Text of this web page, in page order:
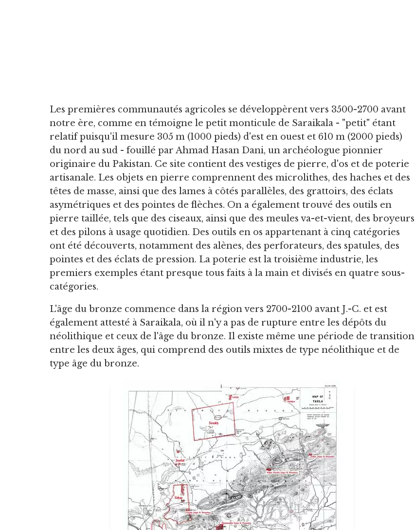
Les premières communautés agricoles se développèrent vers 3500-2700 avant
notre ère, comme en témoigne le petit monticule de Saraikala - "petit" étant
relatif puisqu'il mesure 305 m (1000 pieds) d'est en ouest et 610 m (2000 pieds)
du nord au sud - fouillé par Ahmad Hasan Dani, un archéologue pionnier
originaire du Pakistan. Ce site contient des vestiges de pierre, d'os et de poterie
artisanale. Les objets en pierre comprennent des microlithes, des haches et des
têtes de masse, ainsi que des lames à côtés parallèles, des grattoirs, des éclats
asymétriques et des pointes de flèches. On a également trouvé des outils en
pierre taillée, tels que des ciseaux, ainsi que des meules va-et-vient, des broyeurs
et des pilons à usage quotidien. Des outils en os appartenant à cinq catégories
ont été découverts, notamment des alènes, des perforateurs, des spatules, des
pointes et des éclats de pression. La poterie est la troisième industrie, les
premiers exemples étant presque tous faits à la main et divisés en quatre sous-
catégories.
L'âge du bronze commence dans la région vers 2700-2100 avant J.-C. et est
également attesté à Saraikala, où il n'y a pas de rupture entre les dépôts du
néolithique et ceux de l'âge du bronze. Il existe même une période de transition
entre les deux âges, qui comprend des outils mixtes de type néolithique et de
type âge du bronze.